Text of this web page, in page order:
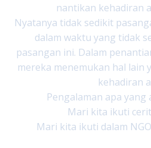
nantikan kehadiran
Nyatanya tidak sedikit
dalam waktu yang tidak
pasangan ini. Dalam
mereka menemukan hal lain
kehadiran
Pengalaman apa yang
Mari kita ikuti
Mari kita ikuti dalam